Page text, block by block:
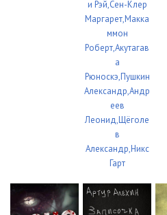
и Рэй,Сен-Клер
Маргарет,Макка
ммон
Роберт,Акутагав
а
Рюноскэ,Пушкин
Александр,Андр
еев
Леонид,Щёголе
в
Александр,Никс
Гарт